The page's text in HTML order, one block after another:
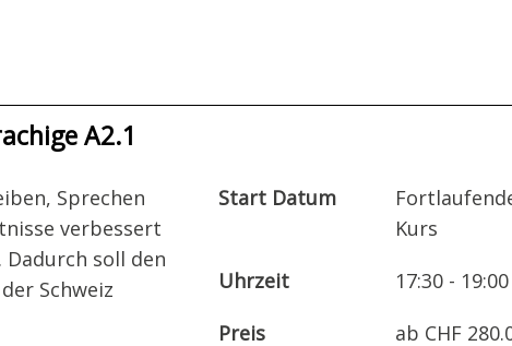
A2.1
Sprechen
verbessert
soll den
Schweiz
Start Datum
Kurs
Uhrzeit
17:30 - 19:00
Preis
ab CHF